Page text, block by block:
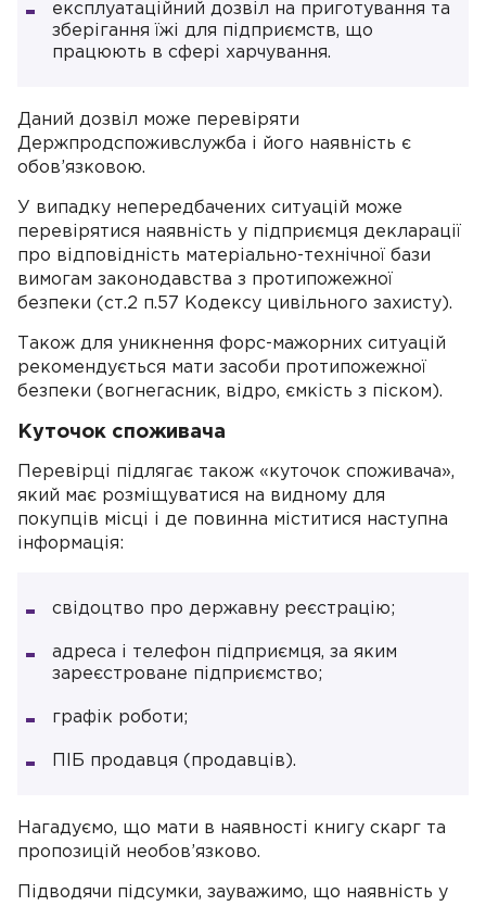
експлуатаційний дозвіл на приготування та
зберігання їжі для підприємств, що
працюють в сфері харчування.
Даний дозвіл може перевіряти
Держпродспоживслужба і його наявність є
обов’язковою.
У випадку непередбачених ситуацій може
перевірятися наявність у підприємця декларації
про відповідність матеріально-технічної бази
вимогам законодавства з протипожежної
безпеки (ст.2 п.57 Кодексу цивільного захисту).
Також для уникнення форс-мажорних ситуацій
рекомендується мати засоби протипожежної
безпеки (вогнегасник, відро, ємкість з піском).
Куточок споживача
Перевірці підлягає також «куточок споживача»,
який має розміщуватися на видному для
покупців місці і де повинна міститися наступна
інформація:
свідоцтво про державну реєстрацію;
адреса і телефон підприємця, за яким
зареєстроване підприємство;
графік роботи;
ПІБ продавця (продавців).
Нагадуємо, що мати в наявності книгу скарг та
пропозицій необов’язково.
Підводячи підсумки, зауважимо, що наявність у